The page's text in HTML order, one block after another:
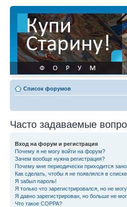
Список форумов
Часто задаваемые
Вход на форум и регистрация
Почему я не могу войти на форум?
Зачем вообще нужна регистрация?
Почему мне периодически приходится
Как сделать, чтобы я не появлялся в
Я забыл пароль!
Я только что зарегистрировался, но не
Я давно зарегистрирован, но больше не
Что такое COPPA?